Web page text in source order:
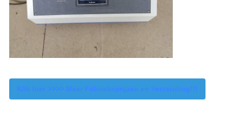
Klik hier >>>> Meer Fabrieksprijzen en Verzending!!!